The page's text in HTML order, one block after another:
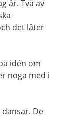
är. Två av
det låter
idén om
noga med i
De